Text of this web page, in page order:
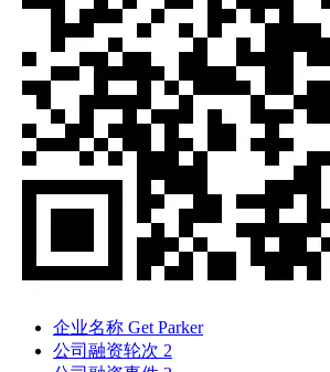
企业名称 Get Parker
公司融资轮次 2